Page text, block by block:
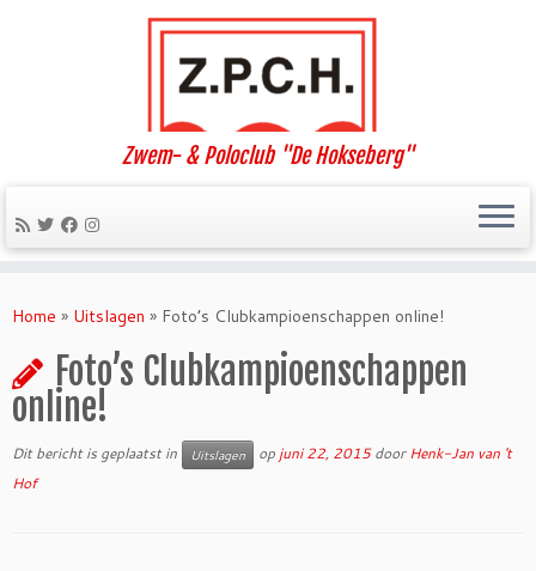
naar
Zwem- & Poloclub "De Hokseberg"
Home » Uitslagen » Foto’s Clubkampioenschappen online!
Foto’s Clubkampioenschappen
online!
Dit bericht is geplaatst in Uitslagen op juni 22, 2015 doorHenk-Jan van 't
Hof